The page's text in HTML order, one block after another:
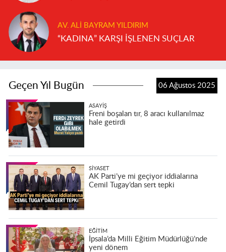
AV. ALI BAYRAM YILDIRIM
“KADINA” KARŞI İŞLENEN SUÇLAR
Geçen Yıl Bugün 06 Ağustos 2025
ASAYIŞ
Freni boşalan tır, 8 aracı kullanılmaz
hale getirdi
SIYASET
AK Parti’ye mi geçiyor iddialarına
Cemil Tugay’dan sert tepki
EĞITIM
İpsala’da Milli Eğitim Müdürlüğü’nde
yeni dönem